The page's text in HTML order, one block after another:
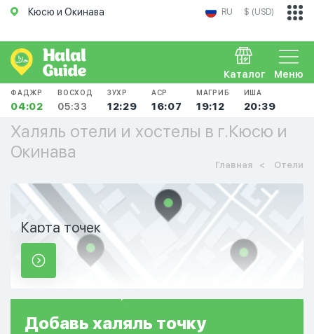
Кюсю и Окинава RU $ (USD)
Меню
Каталог
ФАДЖР
04:02
ВОСХОД
05:33
ЗУХР
12:29
АСР
16:07
МАГРИБ
19:12
ИША
20:39
Халяль отели и хостелы в г.Кюсю и
Окинава
Главная Отели
Карта точек
Добавь халяль точку